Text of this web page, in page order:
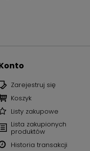
Zarejestruj się
Koszyk
Listy zakupowe
Lista zakupionych
produktów
Historia transakcji